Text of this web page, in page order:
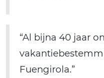
“Al bijna 40 jaar
Fuengirola.”